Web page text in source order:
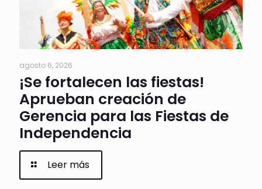
agosto 6, 2026
¡Se fortalecen las fiestas!
Aprueban creación de
Gerencia para las Fiestas de
Independencia
Leer más